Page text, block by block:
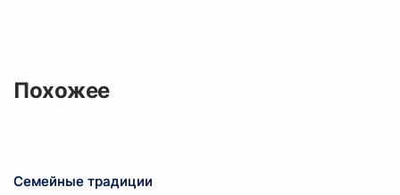
Похожее
Семейные традиции